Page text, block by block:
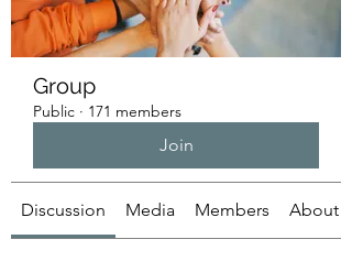
Group
Public · 171 members
Join
Discussion Media Members About